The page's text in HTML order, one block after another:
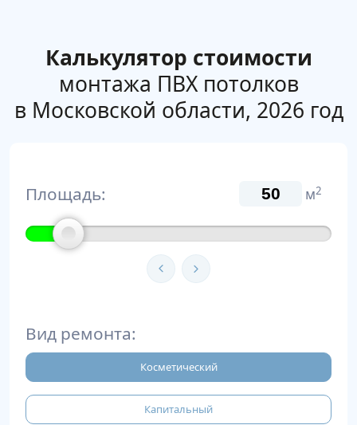
Калькулятор стоимости
монтажа ПВХ потолков
в Московской области, 2026 год
Площадь: м2
Вид ремонта:
Косметический
Капитальный